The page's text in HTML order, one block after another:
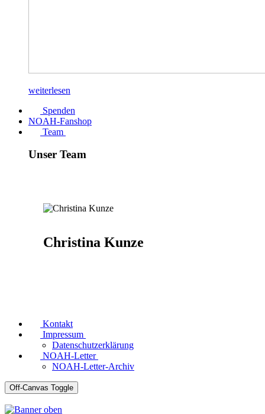
weiterlesen
Spenden
NOAH-Fanshop
Team
Unser Team
Christina Kunze
Kontakt
Impressum
Datenschutzerklärung
NOAH-Letter
NOAH-Letter-Archiv
Off-Canvas Toggle